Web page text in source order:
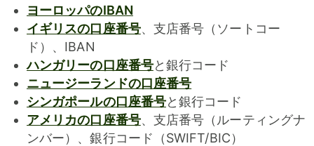
ヨーロッパのIBAN
イギリスの口座番号、支店番号（ソートコー
ド）、IBAN
ハンガリーの口座番号と銀行コード
ニュージーランドの口座番号
シンガポールの口座番号と銀行コード
アメリカの口座番号、支店番号（ルーティングナ
ンバー）、銀行コード（SWIFT/BIC）